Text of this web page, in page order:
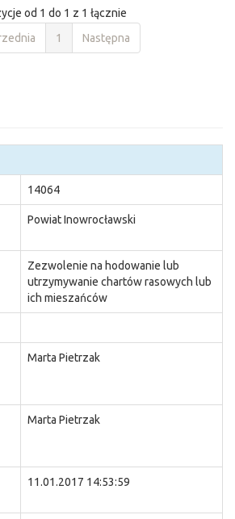
od 1 do 1 z 1 łącznie
1 Następna
14064
Powiat Inowrocławski
Zezwolenie na hodowanie lub
utrzymywanie chartów rasowych lub
ich mieszańców
Marta Pietrzak
Marta Pietrzak
11.01.2017 14:53:59